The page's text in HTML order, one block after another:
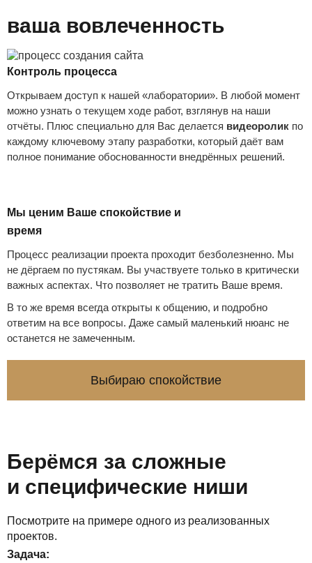
ваша вовлеченность
Контроль процесса
Открываем доступ к нашей «лаборатории». В любой момент
можно узнать о текущем ходе работ, взглянув на наши
отчёты. Плюс специально для Вас делается видеоролик по
каждому ключевому этапу разработки, который даёт вам
полное понимание обоснованности внедрённых решений.
Мы ценим Ваше спокойствие и
время
Процесс реализации проекта проходит безболезненно. Мы
не дёргаем по пустякам. Вы участвуете только в критически
важных аспектах. Что позволяет не тратить Ваше время.
В то же время всегда открыты к общению, и подробно
ответим на все вопросы. Даже самый маленький нюанс не
останется не замеченным.
Выбираю спокойствие
Берёмся за сложные
и специфические ниши
Посмотрите на примере одного из реализованных
проектов.
Задача: